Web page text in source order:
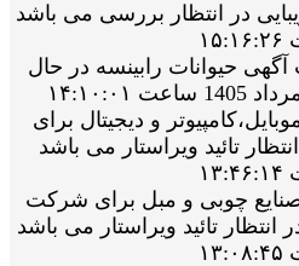
در انتظار بررسی می باشد
حیوانات رابینسه در حال
و دیجیتال برای
تائید ویراستار می باشد
صنایع چوبی و مبل برای شرکت
تائید ویراستار می باشد